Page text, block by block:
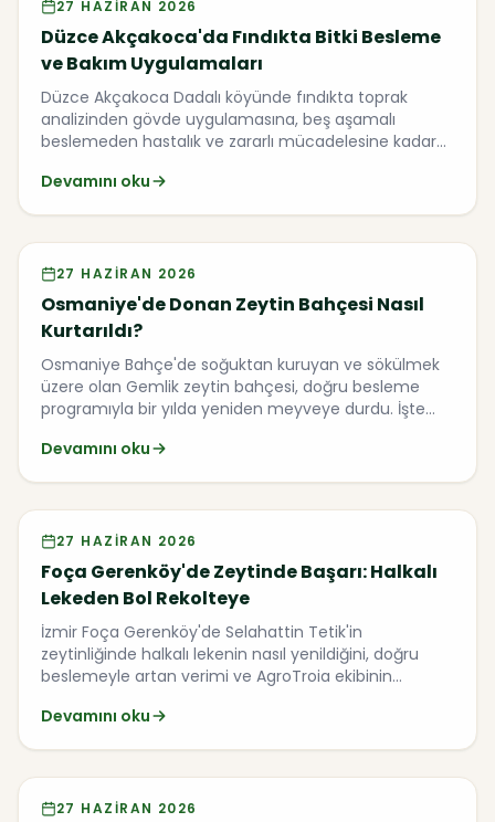
27 HAZIRAN 2026
Düzce Akçakoca'da Fındıkta Bitki Besleme
ve Bakım Uygulamaları
Düzce Akçakoca Dadalı köyünde fındıkta toprak
analizinden gövde uygulamasına, beş aşamalı
beslemeden hastalık ve zararlı mücadelesine kadar
Devamını oku
Video
27 HAZIRAN 2026
Osmaniye'de Donan Zeytin Bahçesi Nasıl
Kurtarıldı?
Osmaniye Bahçe'de soğuktan kuruyan ve sökülmek
üzere olan Gemlik zeytin bahçesi, doğru besleme
programıyla bir yılda yeniden meyveye durdu. İşte
hikayesi.
Devamını oku
Video
27 HAZIRAN 2026
Foça Gerenköy'de Zeytinde Başarı: Halkalı
Lekeden Bol Rekolteye
İzmir Foça Gerenköy'de Selahattin Tetik'in
zeytinliğinde halkalı lekenin nasıl yenildiğini, doğru
beslemeyle artan verimi ve AgroTroia ekibinin
Devamını oku
Video
27 HAZIRAN 2026